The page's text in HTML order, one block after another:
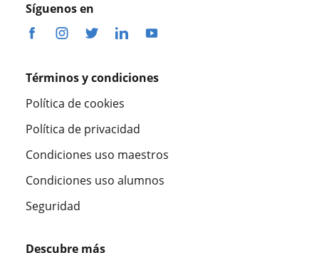
Síguenos en
Términos y condiciones
Política de cookies
Política de privacidad
Condiciones uso maestros
Condiciones uso alumnos
Seguridad
Descubre más